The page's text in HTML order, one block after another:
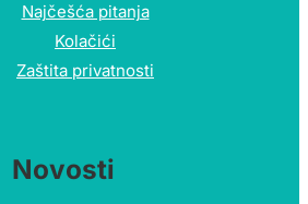
Najčešća pitanja
Kolačići
Zaštita privatnosti
Novosti